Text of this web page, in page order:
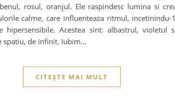
rosul, oranjul. Ele raspindesc lumina si
calme, care influenteaza ritmul,
hipersensibile. Acestea sint: albastrul, violetul
spatiu, de infinit. Iubim…
CITEȘTE MAI MULT